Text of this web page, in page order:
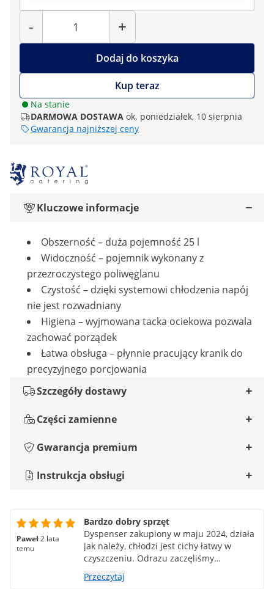
-
Liczba
+
Dodaj do koszyka
Kup teraz
Na stanie
DARMOWA DOSTAWA ok. poniedziałek, 10 sierpnia
Gwarancja najniższej ceny
Kluczowe informacje
Obszerność – duża pojemność 25 l
Widoczność – pojemnik wykonany z
przezroczystego poliwęglanu
Czystość – dzięki systemowi chłodzenia napój
nie jest rozwadniany
Higiena – wyjmowana tacka ociekowa pozwala
zachować porządek
Łatwa obsługa – płynnie pracujący kranik do
precyzyjnego porcjowania
Szczegóły dostawy
Części zamienne
Gwarancja premium
Instrukcja obsługi
Paweł2 lata
temu
Bardzo dobry sprzęt
Dyspenser zakupiony w maju 2024, działa
jak należy, chłodzi jest cichy łatwy w
czyszczeniu. Odrazu zaczęliśmy
sprzedawać duże ilości lemoniady.
Polecam z czystym sumieniem 👌😎
Przeczytaj